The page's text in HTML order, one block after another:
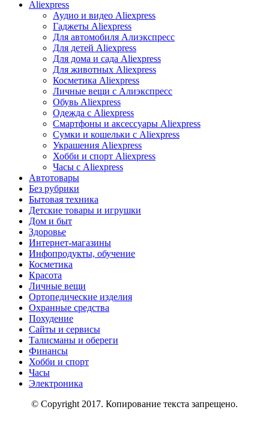
Aliexpress
Аудио и видео Aliexpress
Гаджеты Aliexpress
Для автомобиля Алиэкспресс
Для детей Aliexpress
Для дома и сада Aliexpress
Для животных Aliexpress
Косметика Aliexpress
Личные вещи с Алиэкспресс
Обувь Aliexpress
Одежда с Aliexpress
Смартфоны и аксессуары Aliexpress
Сумки и кошельки с Aliexpress
Украшения Aliexpress
Хобби и спорт Aliexpress
Часы с Aliexpress
Автотовары
Без рубрики
Бытовая техника
Детские товары и игрушки
Дом и быт
Здоровье
Интернет-магазины
Инфопродукты, обучение
Косметика
Красота
Личные вещи
Ортопедические изделия
Охранные средства
Похудение
Сайты и сервисы
Талисманы и обереги
Финансы
Хобби и спорт
Часы
Электроника
© Copyright 2017. Копирование текста запрещено.